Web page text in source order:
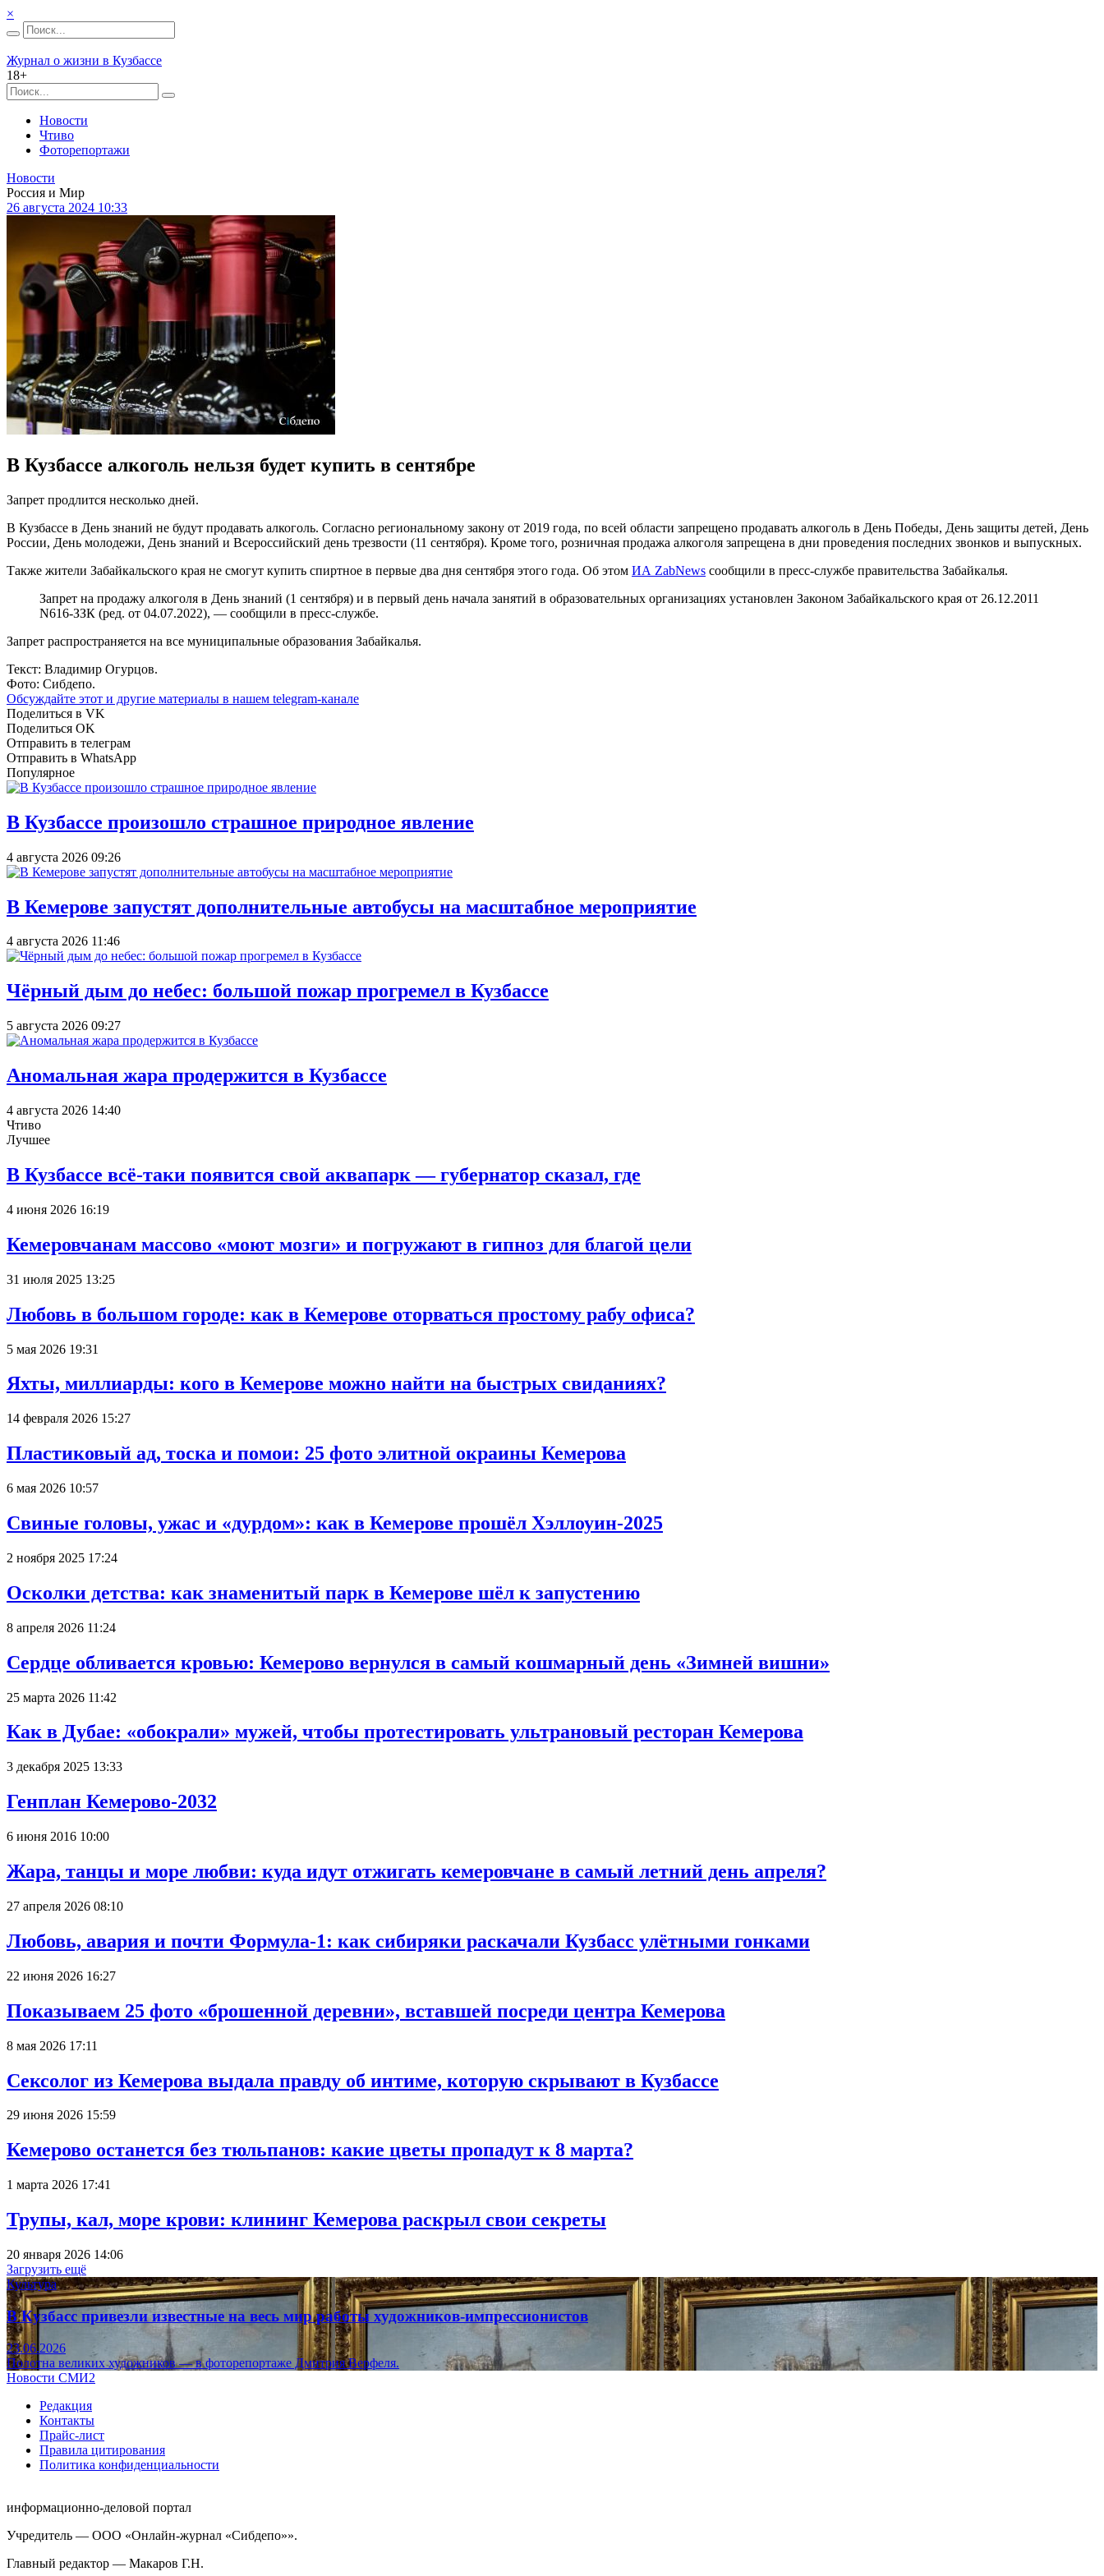
×
Журнал о жизни в Кузбассе
18+
Новости
Чтиво
Фоторепортажи
Новости
Россия и Мир
26 августа 2024 10:33
В Кузбассе алкоголь нельзя будет купить в сентябре
Запрет продлится несколько дней.
В Кузбассе в День знаний не будут продавать алкоголь. Согласно региональному закону от 2019 года, по всей области запрещено продавать алкоголь в День Победы, День защиты детей, День
России, День молодежи, День знаний и Всероссийский день трезвости (11 сентября). Кроме того, розничная продажа алкоголя запрещена в дни проведения последних звонков и выпускных.
Также жители Забайкальского края не смогут купить спиртное в первые два дня сентября этого года. Об этом ИА ZabNews сообщили в пресс-службе правительства Забайкалья.
Запрет на продажу алкоголя в День знаний (1 сентября) и в первый день начала занятий в образовательных организациях установлен Законом Забайкальского края от 26.12.2011
N616-ЗЗК (ред. от 04.07.2022), — сообщили в пресс-службе.
Запрет распространяется на все муниципальные образования Забайкалья.
Текст: Владимир Огурцов.
Фото: Сибдепо.
Обсуждайте этот и другие материалы в нашем telegram-канале
Поделиться в VK
Поделиться OK
Отправить в телеграм
Отправить в WhatsApp
Популярное
В Кузбассе произошло страшное природное явление
4 августа 2026 09:26
В Кемерове запустят дополнительные автобусы на масштабное мероприятие
4 августа 2026 11:46
Чёрный дым до небес: большой пожар прогремел в Кузбассе
5 августа 2026 09:27
Аномальная жара продержится в Кузбассе
4 августа 2026 14:40
Чтиво
Лучшее
В Кузбассе всё-таки появится свой аквапарк — губернатор сказал, где
4 июня 2026 16:19
Кемеровчанам массово «моют мозги» и погружают в гипноз для благой цели
31 июля 2025 13:25
Любовь в большом городе: как в Кемерове оторваться простому рабу офиса?
5 мая 2026 19:31
Яхты, миллиарды: кого в Кемерове можно найти на быстрых свиданиях?
14 февраля 2026 15:27
Пластиковый ад, тоска и помои: 25 фото элитной окраины Кемерова
6 мая 2026 10:57
Свиные головы, ужас и «дурдом»: как в Кемерове прошёл Хэллоуин-2025
2 ноября 2025 17:24
Осколки детства: как знаменитый парк в Кемерове шёл к запустению
8 апреля 2026 11:24
Сердце обливается кровью: Кемерово вернулся в самый кошмарный день «Зимней вишни»
25 марта 2026 11:42
Как в Дубае: «обокрали» мужей, чтобы протестировать ультрановый ресторан Кемерова
3 декабря 2025 13:33
Генплан Кемерово-2032
6 июня 2016 10:00
Жара, танцы и море любви: куда идут отжигать кемеровчане в самый летний день апреля?
27 апреля 2026 08:10
Любовь, авария и почти Формула-1: как сибиряки раскачали Кузбасс улётными гонками
22 июня 2026 16:27
Показываем 25 фото «брошенной деревни», вставшей посреди центра Кемерова
8 мая 2026 17:11
Сексолог из Кемерова выдала правду об интиме, которую скрывают в Кузбассе
29 июня 2026 15:59
Кемерово останется без тюльпанов: какие цветы пропадут к 8 марта?
1 марта 2026 17:41
Трупы, кал, море крови: клининг Кемерова раскрыл свои секреты
20 января 2026 14:06
Загрузить ещё
Культура
В Кузбасс привезли известные на весь мир работы художников-импрессионистов
23.06.2026
Полотна великих художников — в фоторепортаже Дмитрия Верфеля.
Новости СМИ2
Редакция
Контакты
Прайс-лист
Правила цитирования
Политика конфиденциальности
информационно-деловой портал
Учредитель — ООО «Онлайн-журнал «Сибдепо»».
Главный редактор — Макаров Г.Н.